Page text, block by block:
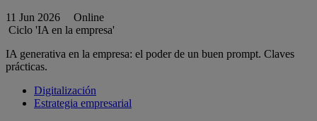
11 Jun 2026
Online
Ciclo 'IA en la empresa'
IA generativa en la empresa: el poder de un buen prompt. Claves
prácticas.
Digitalización
Estrategia empresarial